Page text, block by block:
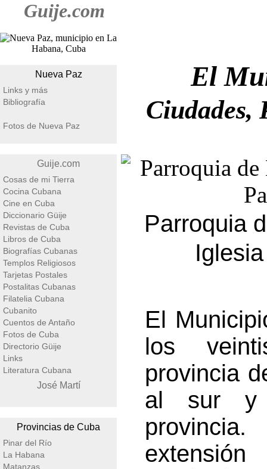
Guije.com
Nueva Paz
Links y más
Bibliografía
Fotos de Nueva Paz
Guije.com
Cosas de mi Tierra
Cocina Cubana
Cine en Cuba
Diccionario Güije
Revistas de Cuba
Libros de Cuba
Biografías Cubanas
Templos Religiosos
Tarjetas Postales
Postalitas Cubanas
Filatelia Cubana
Cubanito
Cuentos de Antaño
Fotos de Cuba
Directorio Güije
Links
Literatura Cubana
José Martí
Provincias de Cuba
Pinar del Río
La Habana
Matanzas
El
Ciudades,
Parroquia
El
los
provincia
al sur y